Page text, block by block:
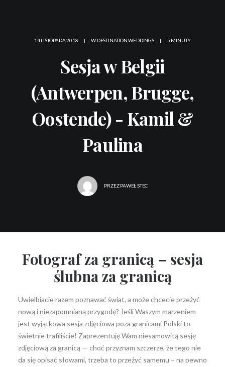
Wyszukiwanie
14 LISTOPADA 2018 | W DESTINATION WEDDINGS | 5 MINUTY
Sesja w Belgii
(Antwerpen, Brugge,
Oostende) - Kamil &
Paulina
PRZEZPAWEŁ STEC
Fotograf za granicą – sesja
ślubna za granicą
Uwielbiacie razem poznawać świat, a może chcecie przeżyć
nową i niezapomnianą przygodę? Jeśli Waszym marzeniem
jest wyjątkowa sesja zdjęciowa poza granicami Polski to
świetnie trafiliście! Zaprezentuję Wam niesamowitą sesję
zdjęciową za granicą — choć przyznam szczerze, że tego nie
da się opisać słowami, trzeba to przeżyć samemu – na pewno